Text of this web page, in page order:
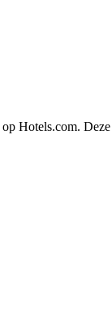
Hotels.com.